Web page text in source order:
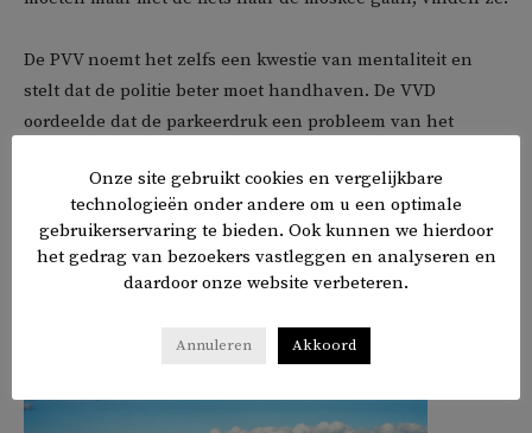
De PVV noemt het zelfs een kwestie van mentaliteit en
stelt dat de politie beter moet handhaven. De VVD
oordeelde dat de parkeerdruk een probleem van het
moskee
𝕏 f in ✉
Onze site gebruikt cookies en vergelijkbare
technologieën onder andere om u een optimale
gebruikerservaring te bieden. Ook kunnen we hierdoor
het gedrag van bezoekers vastleggen en analyseren en
daardoor onze website verbeteren.
Annuleren Akkoord